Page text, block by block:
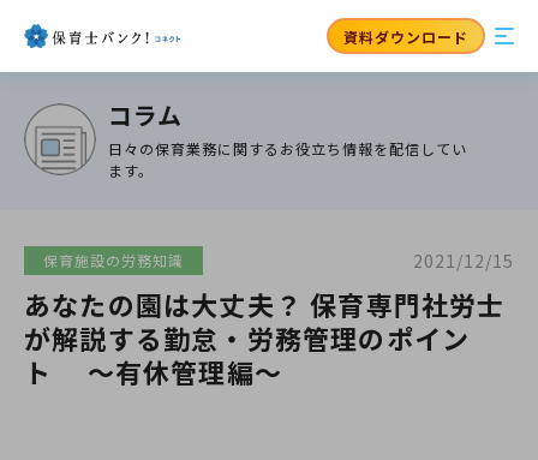
資料ダウンロード
コラム
日々の保育業務に関するお役立ち情報を配信してい
ます。
保育施設の労務知識 2021/12/15
あなたの園は大丈夫？ 保育専門社労士
が解説する勤怠・労務管理のポイン
ト ～有休管理編～